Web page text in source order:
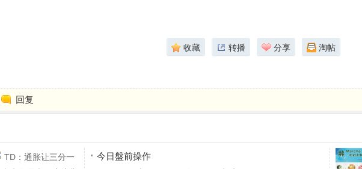
收藏 转播 分享 淘帖
回复
今日盤前操作